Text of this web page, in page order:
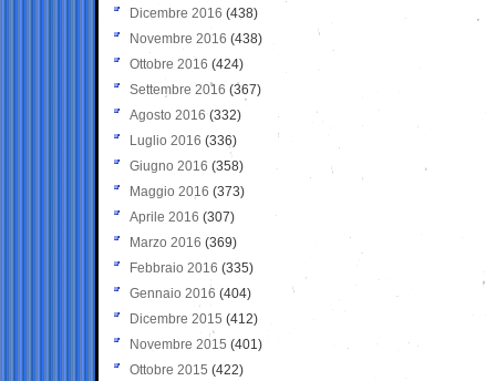
Dicembre 2016 (438)
Novembre 2016 (438)
Ottobre 2016 (424)
Settembre 2016 (367)
Agosto 2016 (332)
Luglio 2016 (336)
Giugno 2016 (358)
Maggio 2016 (373)
Aprile 2016 (307)
Marzo 2016 (369)
Febbraio 2016 (335)
Gennaio 2016 (404)
Dicembre 2015 (412)
Novembre 2015 (401)
Ottobre 2015 (422)